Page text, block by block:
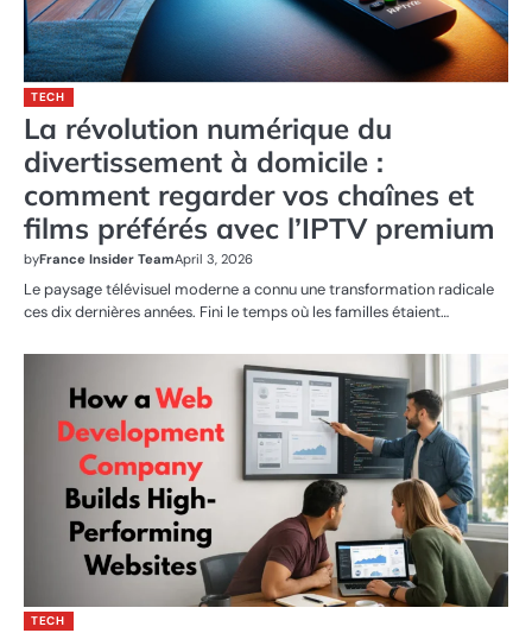
TECH
La révolution numérique du
divertissement à domicile :
comment regarder vos chaînes et
films préférés avec l’IPTV premium
byFrance Insider TeamApril 3, 2026
Le paysage télévisuel moderne a connu une transformation radicale
ces dix dernières années. Fini le temps où les familles étaient…
TECH